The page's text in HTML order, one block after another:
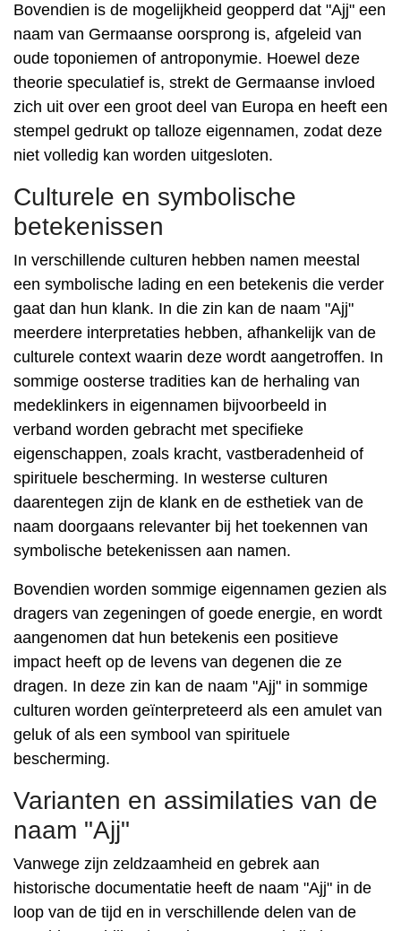
Bovendien is de mogelijkheid geopperd dat "Ajj" een
naam van Germaanse oorsprong is, afgeleid van
oude toponiemen of antroponymie. Hoewel deze
theorie speculatief is, strekt de Germaanse invloed
zich uit over een groot deel van Europa en heeft een
stempel gedrukt op talloze eigennamen, zodat deze
niet volledig kan worden uitgesloten.
Culturele en symbolische
betekenissen
In verschillende culturen hebben namen meestal
een symbolische lading en een betekenis die verder
gaat dan hun klank. In die zin kan de naam "Ajj"
meerdere interpretaties hebben, afhankelijk van de
culturele context waarin deze wordt aangetroffen. In
sommige oosterse tradities kan de herhaling van
medeklinkers in eigennamen bijvoorbeeld in
verband worden gebracht met specifieke
eigenschappen, zoals kracht, vastberadenheid of
spirituele bescherming. In westerse culturen
daarentegen zijn de klank en de esthetiek van de
naam doorgaans relevanter bij het toekennen van
symbolische betekenissen aan namen.
Bovendien worden sommige eigennamen gezien als
dragers van zegeningen of goede energie, en wordt
aangenomen dat hun betekenis een positieve
impact heeft op de levens van degenen die ze
dragen. In deze zin kan de naam "Ajj" in sommige
culturen worden geïnterpreteerd als een amulet van
geluk of als een symbool van spirituele
bescherming.
Varianten en assimilaties van de
naam "Ajj"
Vanwege zijn zeldzaamheid en gebrek aan
historische documentatie heeft de naam "Ajj" in de
loop van de tijd en in verschillende delen van de